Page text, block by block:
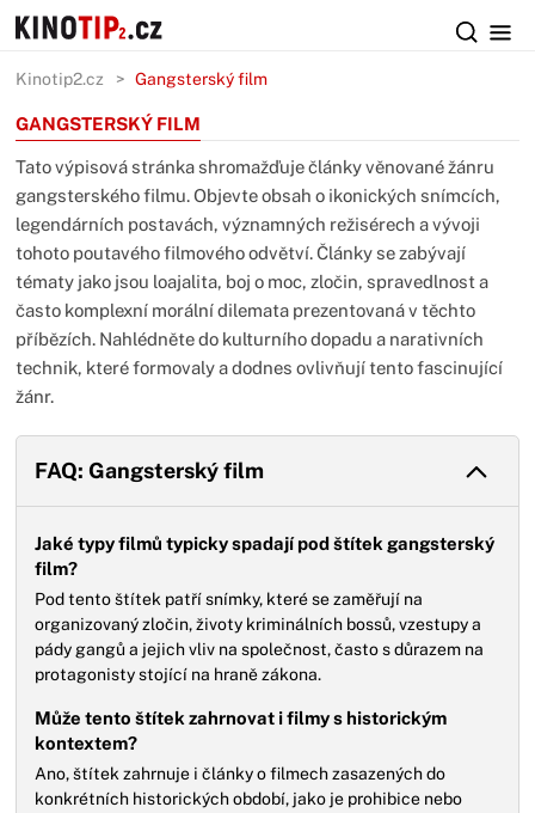
Kinotip2.cz Gangsterský film
GANGSTERSKÝ FILM
Tato výpisová stránka shromažďuje články věnované žánru
gangsterského filmu. Objevte obsah o ikonických snímcích,
legendárních postavách, významných režisérech a vývoji
tohoto poutavého filmového odvětví. Články se zabývají
tématy jako jsou loajalita, boj o moc, zločin, spravedlnost a
často komplexní morální dilemata prezentovaná v těchto
příbězích. Nahlédněte do kulturního dopadu a narativních
technik, které formovaly a dodnes ovlivňují tento fascinující
žánr.
FAQ: Gangsterský film
Jaké typy filmů typicky spadají pod štítek gangsterský
film?
Pod tento štítek patří snímky, které se zaměřují na
organizovaný zločin, životy kriminálních bossů, vzestupy a
pády gangů a jejich vliv na společnost, často s důrazem na
protagonisty stojící na hraně zákona.
Může tento štítek zahrnovat i filmy s historickým
kontextem?
Ano, štítek zahrnuje i články o filmech zasazených do
konkrétních historických období, jako je prohibice nebo